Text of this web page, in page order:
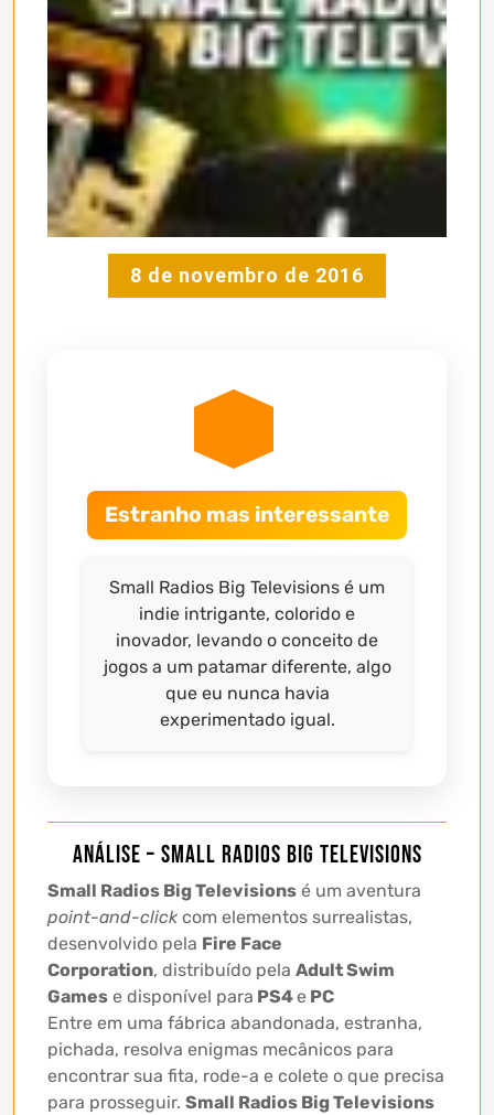
8 de novembro de 2016
Estranho mas interessante
Small Radios Big Televisions é um
indie intrigante, colorido e
inovador, levando o conceito de
jogos a um patamar diferente, algo
que eu nunca havia
experimentado igual.
Análise – Small Radios Big Televisions
Small Radios Big Televisions é um aventura
point-and-click com elementos surrealistas,
desenvolvido pela Fire Face
Corporation, distribuído pela Adult Swim
Games e disponível para PS4e PC
Entre em uma fábrica abandonada, estranha,
pichada, resolva enigmas mecânicos para
encontrar sua fita, rode-a e colete o que precisa
para prosseguir. Small Radios Big Televisions